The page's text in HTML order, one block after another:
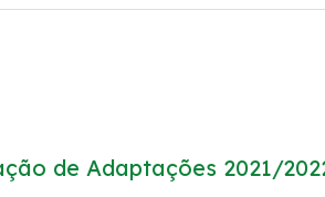
de Adaptações 2021/